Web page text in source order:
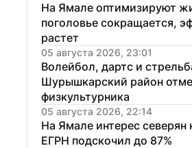
На Ямале оптимизируют
поголовье сокращается,
растет
05 августа 2026, 23:01
Волейбол, дартс и
Шурышкарский район
физкультурника
05 августа 2026, 22:14
На Ямале интерес северян
ЕГРН подскочил до 87%